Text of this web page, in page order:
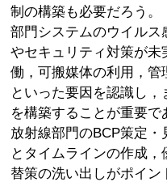
制の構築も必要だろう。
部門システムのウイル
やセキュリティ対策が
働，可搬媒体の利用，
といった要因を認識し
を構築することが重要で
放射線部門のBCP策定
とタイムラインの作成
替策の洗い出しがポイ